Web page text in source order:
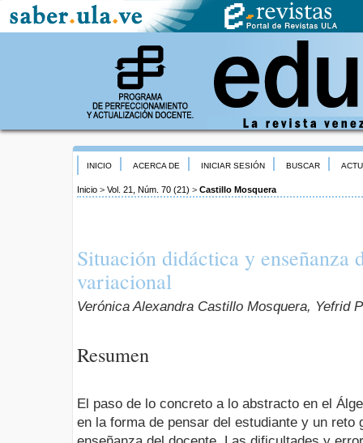
INICIO ACERCA DE INICIAR SESIÓN BUSCAR
Inicio > Vol. 21, Núm. 70 (21) > Castillo Mosquera
Situación didáctica y enseñanza
variacional
Verónica Alexandra Castillo Mosquera, Yefrid
Resumen
El paso de lo concreto a lo abstracto en el
en la forma de pensar del estudiante y un reto